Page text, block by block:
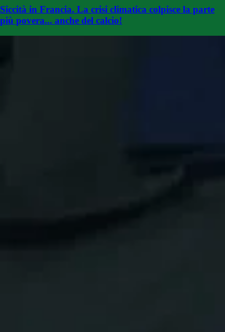
Siccità in Francia. La crisi climatica colpisce la parte
più povera... anche del calcio!